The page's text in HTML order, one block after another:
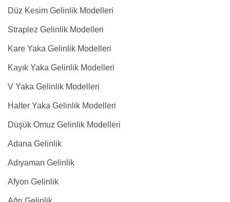
Düz Kesim Gelinlik Modelleri
Straplez Gelinlik Modelleri
Kare Yaka Gelinlik Modelleri
Kayık Yaka Gelinlik Modelleri
V Yaka Gelinlik Modelleri
Halter Yaka Gelinlik Modelleri
Düşük Omuz Gelinlik Modelleri
Adana Gelinlik
Adıyaman Gelinlik
Afyon Gelinlik